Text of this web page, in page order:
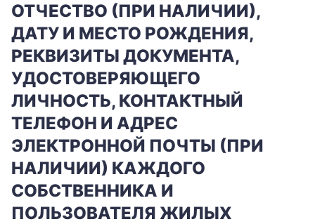
ОТЧЕСТВО (ПРИ НАЛИЧИИ),
ДАТУ И МЕСТО РОЖДЕНИЯ,
РЕКВИЗИТЫ ДОКУМЕНТА,
УДОСТОВЕРЯЮЩЕГО
ЛИЧНОСТЬ, КОНТАКТНЫЙ
ТЕЛЕФОН И АДРЕС
ЭЛЕКТРОННОЙ ПОЧТЫ (ПРИ
НАЛИЧИИ) КАЖДОГО
СОБСТВЕННИКА И
ПОЛЬЗОВАТЕЛЯ ЖИЛЫХ